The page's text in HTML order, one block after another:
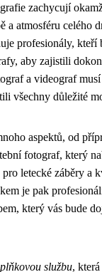
zachycují
a atmosféru celého
profesionály,
aby zajistili
a videograf
všechny důležité
aspektů, od
fotograf, který
letecké záběry a
je pak
který vás bude
službu,